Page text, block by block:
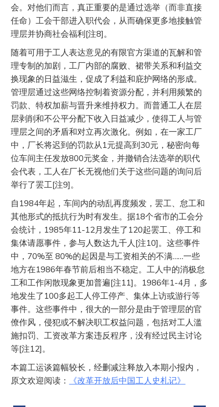
会。对他们而言，真正重要的是通过选举（而非直接
任命）工会干部进入职代会，从而确保更多地接触管
理层并协商社会福利[注8]。
随着可用于工人表达意见的有限官方渠道的瓦解和管
理专制的加剧，工厂内部的腐败、裙带关系和利益交
换现象的日益滋生，促成了利益和庇护网络的形成。
管理层通过这些网络控制着资源分配，并利用频繁的
罚款、特权加薪与晋升来维持权力。而普通工人在层
层剥削和不公平分配下收入日益减少，使得工人与管
理层之间的矛盾和对立再次激化。例如，在一家工厂
中，厂长将迟到的罚款从1元提高到30元，秘密向每
位车间主任发放800元奖金，并撤销合法选举的职代
会代表，工人在厂长无视他们关于这些问题的询问后
举行了罢工[注9]。
自1984年起，车间内的动乱再度频发，罢工、怠工和
其他形式的抵抗行为时有发生。据18个省市的工会分
会统计，1985年11-12月发生了120起罢工、停工和
集体请愿事件，参与人数达九千人[注10]。这些事件
中，70%至 80%的起因是与工资相关的不满……一些
地方在1986年春节前后相当不稳定。工人中的消极怠
工和工作闲散现象更加普遍[注11]。1986年1-4月，多
地发生了100多起工人停工停产、集体上访或游行等
事件。这些事件中，很大的一部分是由于管理层的官
僚作风，侵犯或不解决职工权益问题，包括对工人滥
施扣罚、工资改革方案违反程序，没有经过民主讨论
等[注12]。
本篇工运谈篇幅较长，经删减注释放入本期小报内，
原文欢迎阅读：
《改革开放后中国工人史札记》